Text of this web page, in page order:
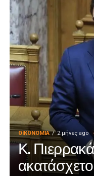
ΟΙΚΟΝΟΜΊΑ 2 μήνες ago
Κ.